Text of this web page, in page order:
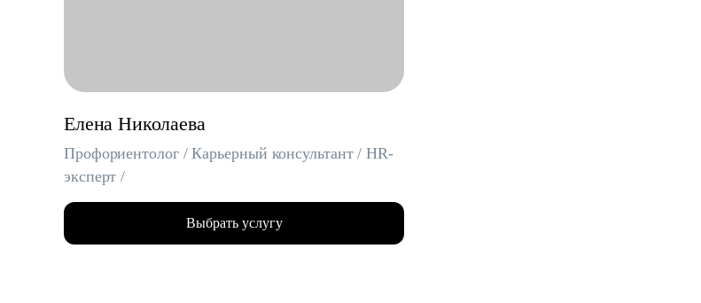
Елена Николаева
Профориентолог / Карьерный консультант / HR-
эксперт /
Выбрать услугу